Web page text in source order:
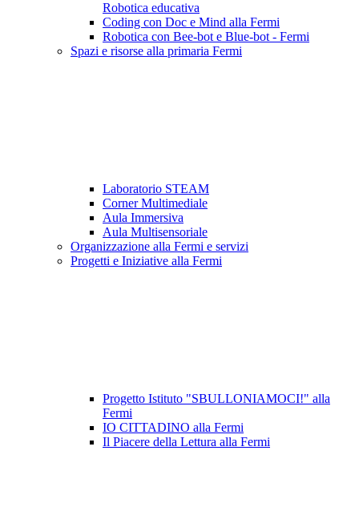
Robotica educativa
Coding con Doc e Mind alla Fermi
Robotica con Bee-bot e Blue-bot - Fermi
Spazi e risorse alla primaria Fermi
Laboratorio STEAM
Corner Multimediale
Aula Immersiva
Aula Multisensoriale
Organizzazione alla Fermi e servizi
Progetti e Iniziative alla Fermi
Progetto Istituto "SBULLONIAMOCI!" alla
Fermi
IO CITTADINO alla Fermi
Il Piacere della Lettura alla Fermi